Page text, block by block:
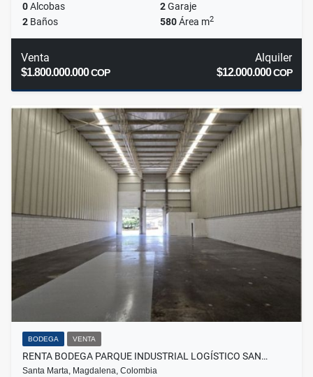
0Alcobas 2Garaje
2 Baños 580Área m2
Venta
$1.800.000.000COP
Alquiler
$12.000.000COP
BODEGA VENTA
RENTA BODEGA PARQUE INDUSTRIAL LOGÍSTICO SAN…
Santa Marta, Magdalena, Colombia